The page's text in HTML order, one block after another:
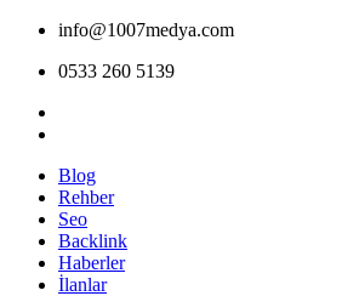
info@1007medya.com
0533 260 5139
Blog
Rehber
Seo
Backlink
Haberler
İlanlar